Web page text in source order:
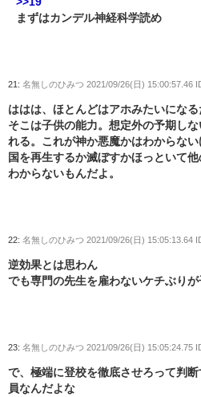
まずはカンデル神経科学読め
21: 名無しのひみつ 2021/09/26(日) 15:00:57.46
ははは、ほとんどはアホみたいになる
そこは子供の能力。想定外の予期しな
れる。これが神か悪魔かはわからな
国を再生するか滅ぼすかほっといて
わからないもんだよ。
22: 名無しのひみつ 2021/09/26(日) 15:05:13.64
逆効果とは思わん
でも専門の先生を雇わないケチぶり
23: 名無しのひみつ 2021/09/26(日) 15:05:24.75
で、極端に登校を徹底させろって判
員なんだよな